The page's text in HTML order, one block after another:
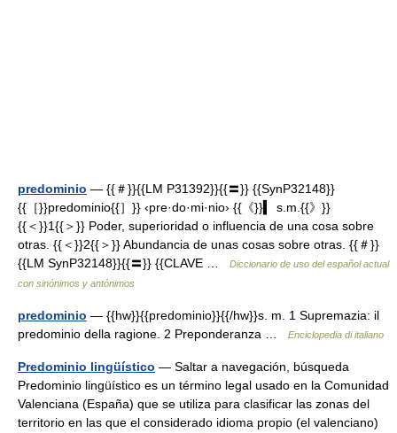
predominio — {{＃}}{{LM P31392}}{{〓}} {{SynP32148}}
{{［}}predominio{{］}} ‹pre·do·mi·nio› {{《}}▍ s.m.{{》}}
{{＜}}1{{＞}} Poder, superioridad o influencia de una cosa sobre
otras. {{＜}}2{{＞}} Abundancia de unas cosas sobre otras. {{＃}}
{{LM SynP32148}}{{〓}} {{CLAVE …
Diccionario de uso del español actual
con sinónimos y antónimos
predominio — {{hw}}{{predominio}}{{/hw}}s. m. 1 Supremazia: il
predominio della ragione. 2 Preponderanza …
Enciclopedia di italiano
Predominio lingüístico — Saltar a navegación, búsqueda
Predominio lingüístico es un término legal usado en la Comunidad
Valenciana (España) que se utiliza para clasificar las zonas del
territorio en las que el considerado idioma propio (el valenciano)